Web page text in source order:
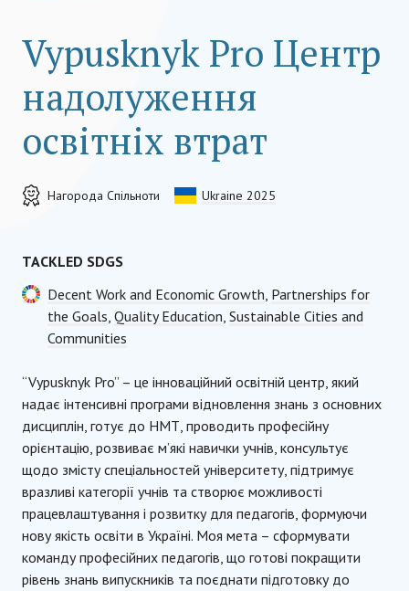
Vypusknyk Pro Центр
надолуження
освітніх втрат
Нагорода Спільноти Ukraine 2025
TACKLED SDGS
Decent Work and Economic Growth, Partnerships for
the Goals, Quality Education, Sustainable Cities and
Communities
“Vypusknyk Pro” – це інноваційний освітній центр, який
надає інтенсивні програми відновлення знань з основних
дисциплін, готує до НМТ, проводить професійну
орієнтацію, розвиває м’які навички учнів, консультує
щодо змісту спеціальностей університету, підтримує
вразливі категорії учнів та створює можливості
працевлаштування і розвитку для педагогів, формуючи
нову якість освіти в Україні. Моя мета – сформувати
команду професійних педагогів, що готові покращити
рівень знань випускників та поєднати підготовку до